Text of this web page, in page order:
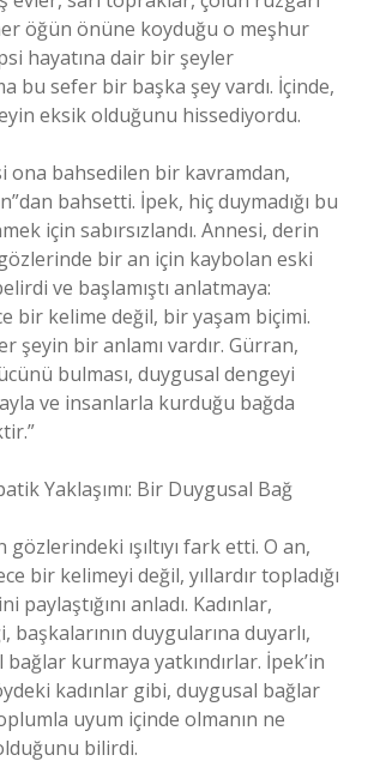
öğün önüne koyduğu o meşhur
hayatına dair bir şeyler
bu sefer bir başka şey vardı. İçinde,
eksik olduğunu hissediyordu.
ona bahsedilen bir kavramdan,
bahsetti. İpek, hiç duymadığı bu
için sabırsızlandı. Annesi, derin
bir an için kaybolan eski
ve başlamıştı anlatmaya:
bir kelime değil, bir yaşam biçimi.
şeyin bir anlamı vardır. Gürran,
bulması, duygusal dengeyi
ve insanlarla kurduğu bağda
Yaklaşımı: Bir Duygusal Bağ
ışıltıyı fark etti. O an,
bir kelimeyi değil, yıllardır topladığı
paylaştığını anladı. Kadınlar,
başkalarının duygularına duyarlı,
kurmaya yatkındırlar. İpek’in
kadınlar gibi, duygusal bağlar
uyum içinde olmanın ne
bilirdi.